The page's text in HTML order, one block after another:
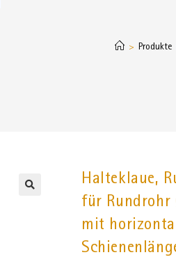
> Produkte
Halteklaue,
für Rundrohr
mit